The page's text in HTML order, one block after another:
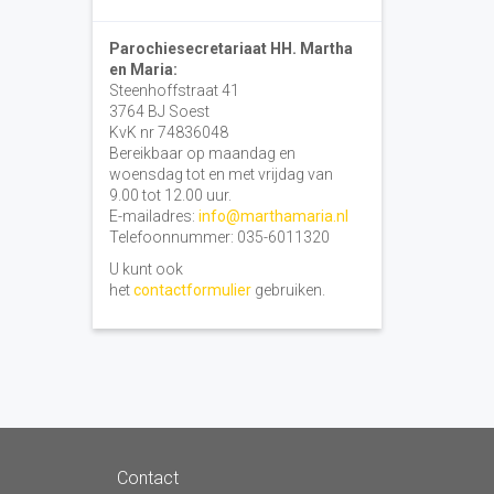
Parochiesecretariaat HH. Martha
en Maria:
Steenhoffstraat 41
3764 BJ Soest
KvK nr 74836048
Bereikbaar op maandag en
woensdag tot en met vrijdag van
9.00 tot 12.00 uur.
E-mailadres: info@marthamaria.nl
Telefoonnummer: 035-6011320
U kunt ook
hetcontactformuliergebruiken.
Contact